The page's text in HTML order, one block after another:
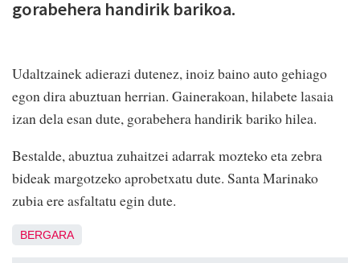
gorabehera handirik barikoa.
Udaltzainek adierazi dutenez, inoiz baino auto gehiago
egon dira abuztuan herrian. Gainerakoan, hilabete lasaia
izan dela esan dute, gorabehera handirik bariko hilea.
Bestalde, abuztua zuhaitzei adarrak mozteko eta zebra
bideak margotzeko aprobetxatu dute. Santa Marinako
zubia ere asfaltatu egin dute.
BERGARA